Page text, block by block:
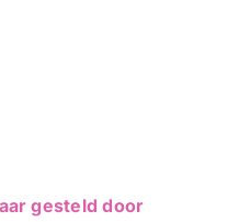
gesteld door